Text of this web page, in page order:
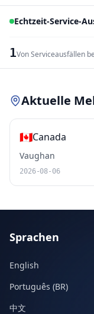
Echtzeit-Service-
1Von Serviceausfällen
Aktuelle
🇨🇦Canada
Vaughan
2026-08-06
Sprachen
English
Português (BR)
中文